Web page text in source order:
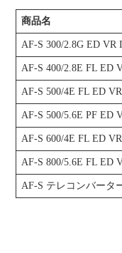
商品名
AF-S 300/2.8G ED VR
AF-S 400/2.8E FL ED
AF-S 500/4E FL ED VR
AF-S 500/5.6E PF ED
AF-S 600/4E FL ED VR
AF-S 800/5.6E FL ED
AF-S テレコンバータ